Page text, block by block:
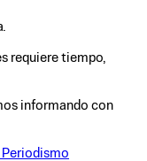
requiere tiempo,
informando con